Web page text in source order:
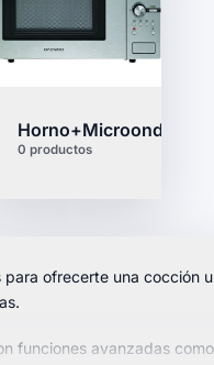
Horno+Microondas
0 productos
para ofrecerte una cocción
funciones avanzadas como